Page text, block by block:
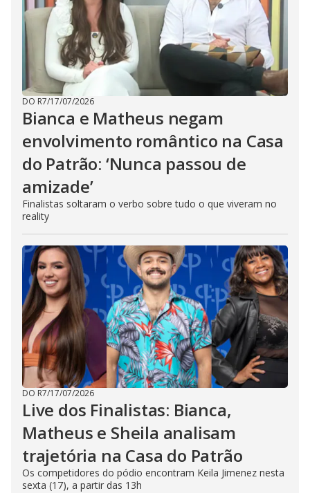
DO R7/17/07/2026
Bianca e Matheus negam
envolvimento romântico na Casa
do Patrão: ‘Nunca passou de
amizade’
Finalistas soltaram o verbo sobre tudo o que viveram no
reality
DO R7/17/07/2026
Live dos Finalistas: Bianca,
Matheus e Sheila analisam
trajetória na Casa do Patrão
Os competidores do pódio encontram Keila Jimenez nesta
sexta (17), a partir das 13h